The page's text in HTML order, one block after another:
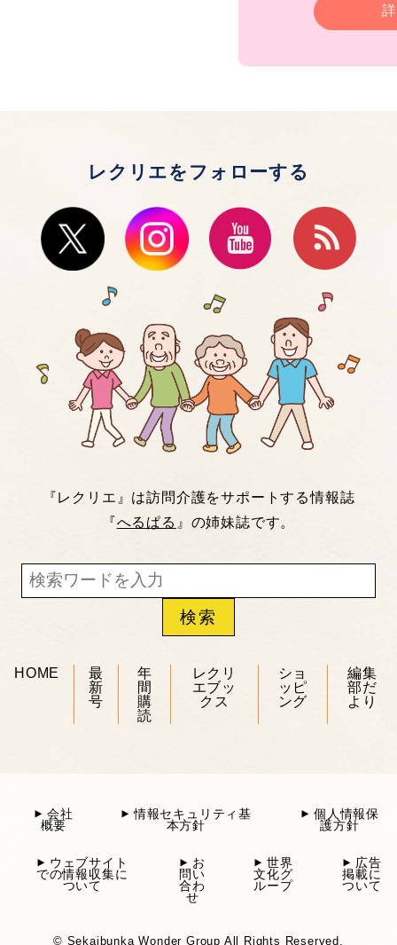
レクリエをフォローする
『レクリエ』は訪問介護をサポートする情報誌
『へるぱる 』の姉妹誌です。
HOME
最
新
号
年
間
購
読
レクリ
エブッ
クス
ショ
ッピ
ング
編集
部だ
より
会社
概要
情報セキュリティ基
本方針
個人情報保
護方針
ウェブサイト
での情報収集に
ついて
お
問い
合わ
せ
世界
文化グ
ループ
広告
掲載に
ついて
© Sekaibunka Wonder Group All Rights Reserved.